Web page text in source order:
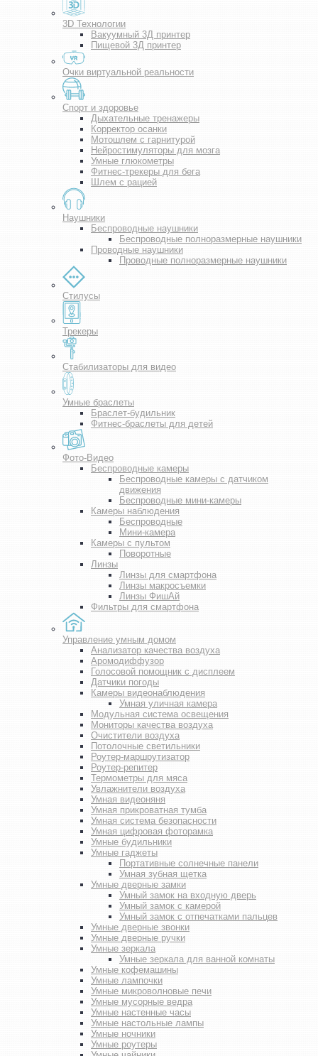
3D Технологии
Вакуумный 3Д принтер
Пищевой 3Д принтер
Очки виртуальной реальности
Спорт и здоровье
Дыхательные тренажеры
Корректор осанки
Мотошлем с гарнитурой
Нейростимуляторы для мозга
Умные глюкометры
Фитнес-трекеры для бега
Шлем с рацией
Наушники
Беспроводные наушники
Беспроводные полноразмерные наушники
Проводные наушники
Проводные полноразмерные наушники
Стилусы
Трекеры
Стабилизаторы для видео
Умные браслеты
Браслет-будильник
Фитнес-браслеты для детей
Фото-Видео
Беспроводные камеры
Беспроводные камеры с датчиком
движения
Беспроводные мини-камеры
Камеры наблюдения
Беспроводные
Мини-камера
Камеры с пультом
Поворотные
Линзы
Линзы для смартфона
Линзы макросъемки
Линзы ФишАй
Фильтры для смартфона
Управление умным домом
Анализатор качества воздуха
Аромодиффузор
Голосовой помощник с дисплеем
Датчики погоды
Камеры видеонаблюдения
Умная уличная камера
Модульная система освещения
Мониторы качества воздуха
Очистители воздуха
Потолочные светильники
Роутер-маршрутизатор
Роутер-репитер
Термометры для мяса
Увлажнители воздуха
Умная видеоняня
Умная прикроватная тумба
Умная система безопасности
Умная цифровая фоторамка
Умные будильники
Умные гаджеты
Портативные солнечные панели
Умная зубная щетка
Умные дверные замки
Умный замок на входную дверь
Умный замок с камерой
Умный замок с отпечатками пальцев
Умные дверные звонки
Умные дверные ручки
Умные зеркала
Умные зеркала для ванной комнаты
Умные кофемашины
Умные лампочки
Умные микроволновые печи
Умные мусорные ведра
Умные настенные часы
Умные настольные лампы
Умные ночники
Умные роутеры